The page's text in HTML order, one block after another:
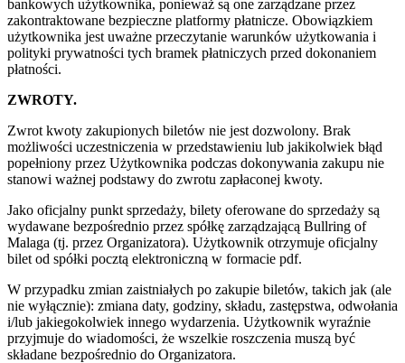
bankowych użytkownika, ponieważ są one zarządzane przez
zakontraktowane bezpieczne platformy płatnicze. Obowiązkiem
użytkownika jest uważne przeczytanie warunków użytkowania i
polityki prywatności tych bramek płatniczych przed dokonaniem
płatności.
ZWROTY.
Zwrot kwoty zakupionych biletów nie jest dozwolony. Brak
możliwości uczestniczenia w przedstawieniu lub jakikolwiek błąd
popełniony przez Użytkownika podczas dokonywania zakupu nie
stanowi ważnej podstawy do zwrotu zapłaconej kwoty.
Jako oficjalny punkt sprzedaży, bilety oferowane do sprzedaży są
wydawane bezpośrednio przez spółkę zarządzającą Bullring of
Malaga (tj. przez Organizatora). Użytkownik otrzymuje oficjalny
bilet od spółki pocztą elektroniczną w formacie pdf.
W przypadku zmian zaistniałych po zakupie biletów, takich jak (ale
nie wyłącznie): zmiana daty, godziny, składu, zastępstwa, odwołania
i/lub jakiegokolwiek innego wydarzenia. Użytkownik wyraźnie
przyjmuje do wiadomości, że wszelkie roszczenia muszą być
składane bezpośrednio do Organizatora.